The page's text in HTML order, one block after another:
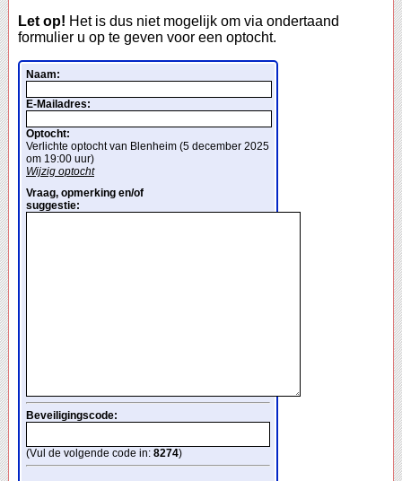
Let op! Het is dus niet mogelijk om via ondertaand
formulier u op te geven voor een optocht.
Naam:
E-Mailadres:
Optocht:
Verlichte optocht van Blenheim (5 december 2025
om 19:00 uur)
Wijzig optocht
Vraag, opmerking en/of
suggestie:
Beveiligingscode:
(Vul de volgende code in: 8274)